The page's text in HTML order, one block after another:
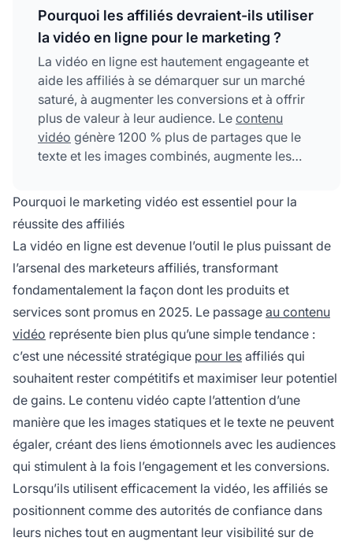
Pourquoi les affiliés devraient-ils utiliser
la vidéo en ligne pour le marketing ?
La vidéo en ligne est hautement engageante et
aide les affiliés à se démarquer sur un marché
saturé, à augmenter les conversions et à offrir
plus de valeur à leur audience. Le contenu
vidéo génère 1200 % plus de partages que le
texte et les images combinés, augmente les
jusqu'à 80 %, et améliore significativement le
classement SEO.
Pourquoi le marketing vidéo est essentiel pour la
réussite des affiliés
La vidéo en ligne est devenue l’outil le plus puissant de
l’arsenal des marketeurs affiliés, transformant
fondamentalement la façon dont les produits et
services sont promus en 2025. Le passage au contenu
vidéo représente bien plus qu’une simple tendance :
c’est une nécessité stratégique pour les affiliés qui
souhaitent rester compétitifs et maximiser leur potentiel
de gains. Le contenu vidéo capte l’attention d’une
manière que les images statiques et le texte ne peuvent
égaler, créant des liens émotionnels avec les audiences
qui stimulent à la fois l’engagement et les conversions.
Lorsqu’ils utilisent efficacement la vidéo, les affiliés se
positionnent comme des autorités de confiance dans
leurs niches tout en augmentant leur visibilité sur de